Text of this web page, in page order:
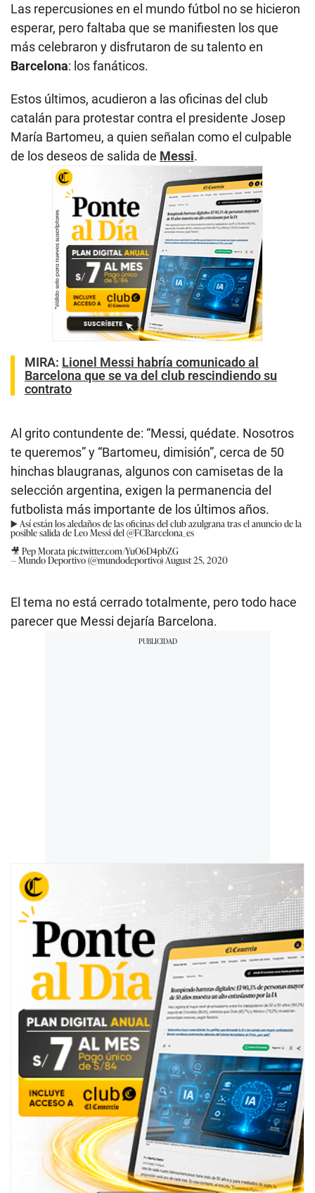
Las repercusiones en el mundo fútbol no se hicieron
esperar, pero faltaba que se manifiesten los que
más celebraron y disfrutaron de su talento en
Barcelona: los fanáticos.
Estos últimos, acudieron a las oficinas del club
catalán para protestar contra el presidente Josep
María Bartomeu, a quien señalan como el culpable
de los deseos de salida de Messi.
MIRA: Lionel Messi habría comunicado al
Barcelona que se va del club rescindiendo su
contrato
Al grito contundente de: “Messi, quédate. Nosotros
te queremos” y “Bartomeu, dimisión”, cerca de 50
hinchas blaugranas, algunos con camisetas de la
selección argentina, exigen la permanencia del
futbolista más importante de los últimos años.
▶️ Así están los aledaños de las oficinas del club azulgrana tras el anuncio de la
posible salida de Leo Messi del@FCBarcelona_es
🎥 Pep Moratapic.twitter.com/YuO6D4pbZG
— Mundo Deportivo (@mundodeportivo)August 25, 2020
El tema no está cerrado totalmente, pero todo hace
parecer que Messi dejaría Barcelona.